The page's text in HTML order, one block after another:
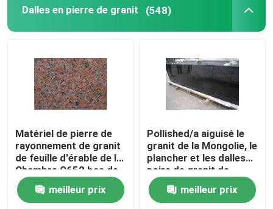
Pierre artificielle de culture
cheminées en pierre naturelles
tuiles de mosaïque en verre
colonnes en pierre naturelles
Dalles en pierre de granit (548)
Matériel de pierre de
rayonnement de granit
de feuille d'érable de la
Chambre G652 bas de
dalles rouges de pierre
meilleur prix
Pollished/a aiguisé le
granit de la Mongolie, le
plancher et les dalles
noirs de granit de
décor
meilleur prix